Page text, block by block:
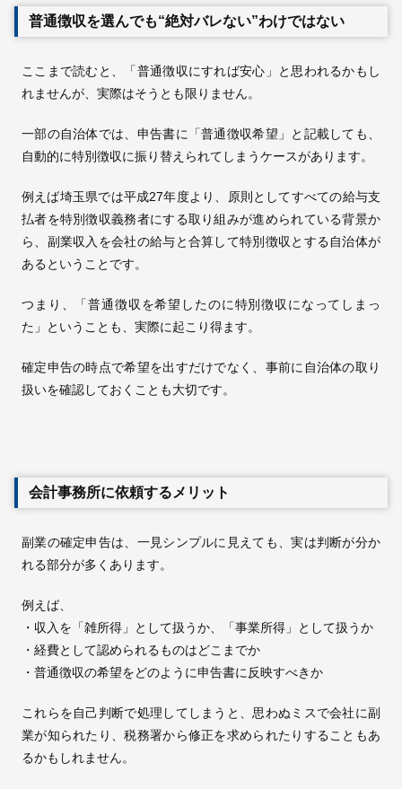
普通徴収を選んでも“絶対バレない”わけではない
ここまで読むと、「普通徴収にすれば安心」と思われるかもし
れませんが、実際はそうとも限りません。
一部の自治体では、申告書に「普通徴収希望」と記載しても、
自動的に特別徴収に振り替えられてしまうケースがあります。
例えば埼玉県では平成27年度より、原則としてすべての給与支
払者を特別徴収義務者にする取り組みが進められている背景か
ら、副業収入を会社の給与と合算して特別徴収とする自治体が
あるということです。
つまり、「普通徴収を希望したのに特別徴収になってしまっ
た」ということも、実際に起こり得ます。
確定申告の時点で希望を出すだけでなく、事前に自治体の取り
扱いを確認しておくことも大切です。
会計事務所に依頼するメリット
副業の確定申告は、一見シンプルに見えても、実は判断が分か
れる部分が多くあります。
例えば、
・収入を「雑所得」として扱うか、「事業所得」として扱うか
・経費として認められるものはどこまでか
・普通徴収の希望をどのように申告書に反映すべきか
これらを自己判断で処理してしまうと、思わぬミスで会社に副
業が知られたり、税務署から修正を求められたりすることもあ
るかもしれません。